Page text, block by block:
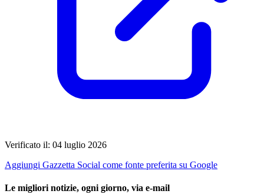
Verificato il: 04 luglio 2026
Aggiungi Gazzetta Social come fonte preferita su Google
Le migliori notizie, ogni giorno, via e-mail